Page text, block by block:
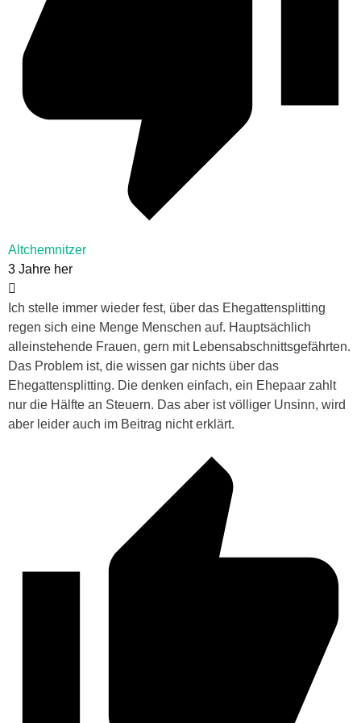
Altchemnitzer
3 Jahre her
Ich stelle immer wieder fest, über das Ehegattensplitting
regen sich eine Menge Menschen auf. Hauptsächlich
alleinstehende Frauen, gern mit Lebensabschnittsgefährten.
Das Problem ist, die wissen gar nichts über das
Ehegattensplitting. Die denken einfach, ein Ehepaar zahlt
nur die Hälfte an Steuern. Das aber ist völliger Unsinn, wird
aber leider auch im Beitrag nicht erklärt.